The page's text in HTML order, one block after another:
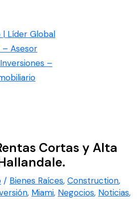
Cortas y Alta
/ Bienes Raíces, Construction,
, Miami, Negocios, Noticias,